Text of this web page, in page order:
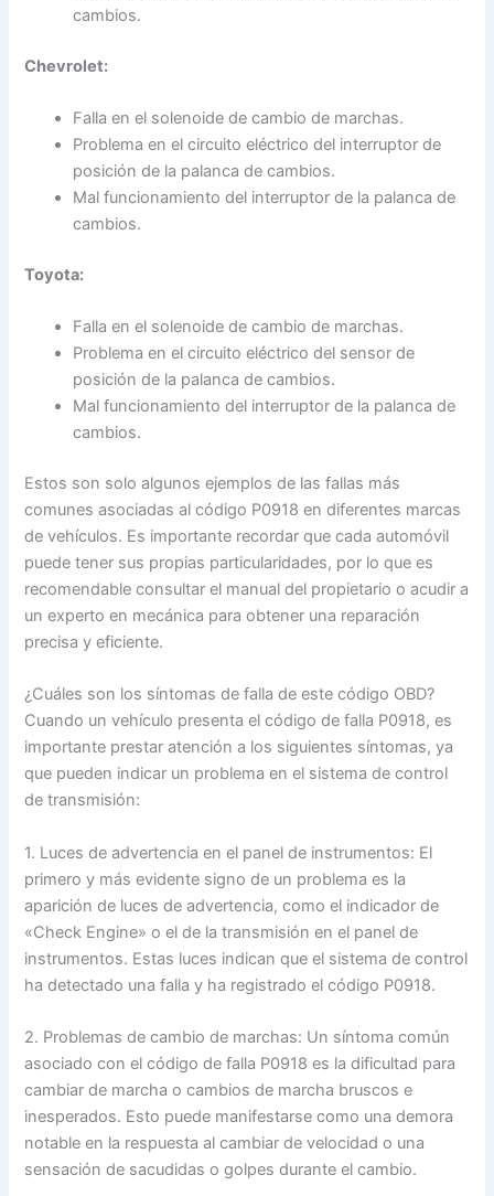
cambios.
Chevrolet:
Falla en el solenoide de cambio de marchas.
Problema en el circuito eléctrico del interruptor de
posición de la palanca de cambios.
Mal funcionamiento del interruptor de la palanca de
cambios.
Toyota:
Falla en el solenoide de cambio de marchas.
Problema en el circuito eléctrico del sensor de
posición de la palanca de cambios.
Mal funcionamiento del interruptor de la palanca de
cambios.
Estos son solo algunos ejemplos de las fallas más
comunes asociadas al código P0918 en diferentes marcas
de vehículos. Es importante recordar que cada automóvil
puede tener sus propias particularidades, por lo que es
recomendable consultar el manual del propietario o acudir a
un experto en mecánica para obtener una reparación
precisa y eficiente.
¿Cuáles son los síntomas de falla de este código OBD?
Cuando un vehículo presenta el código de falla P0918, es
importante prestar atención a los siguientes síntomas, ya
que pueden indicar un problema en el sistema de control
de transmisión:
1. Luces de advertencia en el panel de instrumentos: El
primero y más evidente signo de un problema es la
aparición de luces de advertencia, como el indicador de
«Check Engine» o el de la transmisión en el panel de
instrumentos. Estas luces indican que el sistema de control
ha detectado una falla y ha registrado el código P0918.
2. Problemas de cambio de marchas: Un síntoma común
asociado con el código de falla P0918 es la dificultad para
cambiar de marcha o cambios de marcha bruscos e
inesperados. Esto puede manifestarse como una demora
notable en la respuesta al cambiar de velocidad o una
sensación de sacudidas o golpes durante el cambio.